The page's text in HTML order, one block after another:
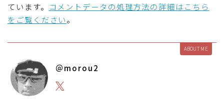
ています。 コメントデータの処理方法の詳細はこちら
をご覧ください。
ABOUT ME
＠morou2